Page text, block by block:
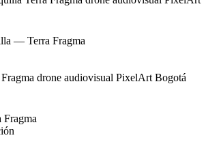
— Terra Fragma